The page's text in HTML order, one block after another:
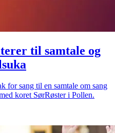
til samtale og
for sang til en samtale om sang
koret SørRøster i Pollen.